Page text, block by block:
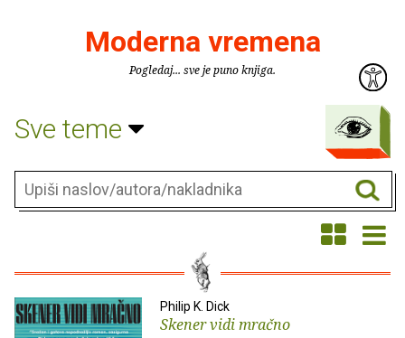
Moderna vremena
Pogledaj... sve je puno knjiga.
Sve teme
Philip K. Dick
Skener vidi mračno